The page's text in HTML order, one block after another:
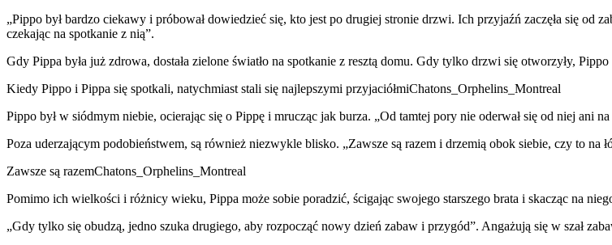
„Pippo był bardzo ciekawy i próbował dowiedzieć się, kto jest po drugiej stronie drzwi. Ich przyjaźń zaczęła się od
czekając na spotkanie z nią”.
Gdy Pippa była już zdrowa, dostała zielone światło na spotkanie z resztą domu. Gdy tylko drzwi się otworzyły,
Kiedy Pippo i Pippa się spotkali, natychmiast stali się najlepszymi przyjaciółmiChatons_Orphelins_Montreal
Pippo był w siódmym niebie, ocierając się o Pippę i mrucząc jak burza. „Od tamtej pory nie oderwał się od niej ani na
Poza uderzającym podobieństwem, są również niezwykle blisko. „Zawsze są razem i drzemią obok siebie, czy to
Zawsze są razemChatons_Orphelins_Montreal
Pomimo ich wielkości i różnicy wieku, Pippa może sobie poradzić, ścigając swojego starszego brata i skacząc na niego
„Gdy tylko się obudzą, jedno szuka drugiego, aby rozpocząć nowy dzień zabaw i przygód”. Angażują się w szał